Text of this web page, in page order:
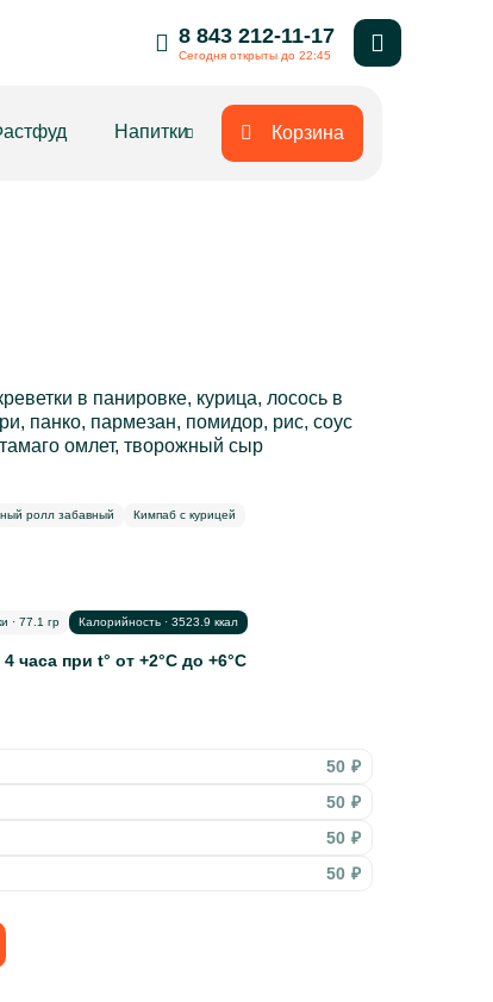
8 843 212-11-17
Сегодня открыты до 22:45
Напитки Корзина
в панировке, курица, лосось в
панко, пармезан, помидор, рис, соус
омлет, творожный сыр
ролл забавный
Кимпаб с курицей
· 77.1 гр Калорийность · 3523.9 ккал
4 часа при t° от +2°С до +6°С
50 ₽
50 ₽
50 ₽
50 ₽